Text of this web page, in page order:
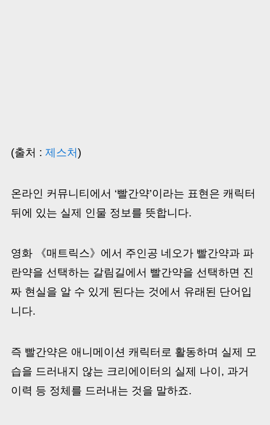
(출처 : 제스처)
온라인 커뮤니티에서 ‘빨간약’이라는 표현은 캐릭터
뒤에 있는 실제 인물 정보를 뜻합니다.
영화 《매트릭스》에서 주인공 네오가 빨간약과 파
란약을 선택하는 갈림길에서 빨간약을 선택하면 진
짜 현실을 알 수 있게 된다는 것에서 유래된 단어입
니다.
즉 빨간약은 애니메이션 캐릭터로 활동하며 실제 모
습을 드러내지 않는 크리에이터의 실제 나이, 과거
이력 등 정체를 드러내는 것을 말하죠.